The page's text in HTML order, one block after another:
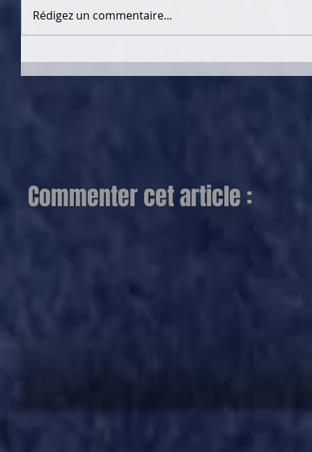
Rédigez un commentaire...
Commenter cet article :